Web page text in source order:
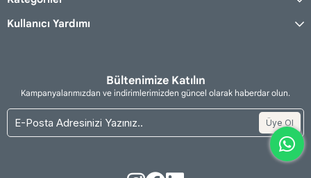
Kullanıcı Yardımı
Bültenimize Katılın
Kampanyalarımızdan ve indirimlerimizden güncel olarak haberdar olun.
Üye Ol